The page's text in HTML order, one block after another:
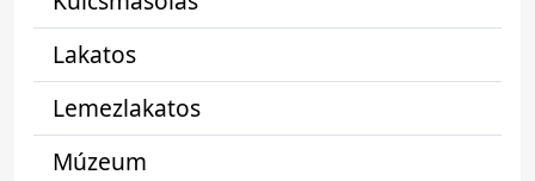
Lakatos
Lemezlakatos
Múzeum